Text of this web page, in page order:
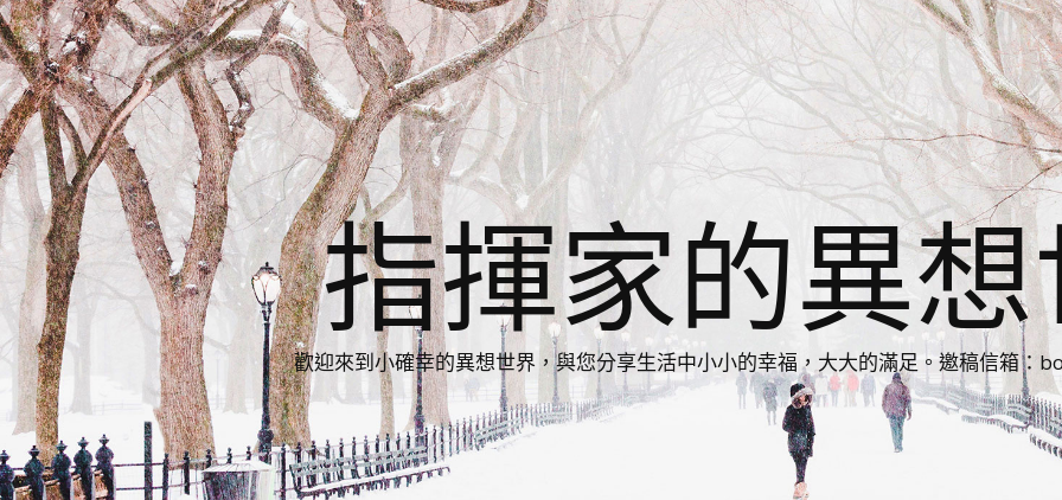
指揮家的異
歡迎來到小確幸的異想世界，與您分享生活中小小的幸福，大大的滿足。邀稿信箱：